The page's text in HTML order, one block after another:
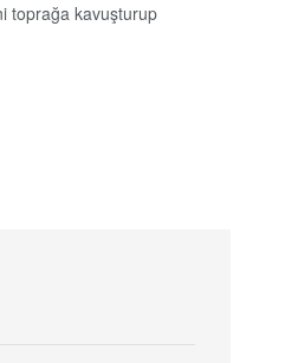
toprağa kavuşturup